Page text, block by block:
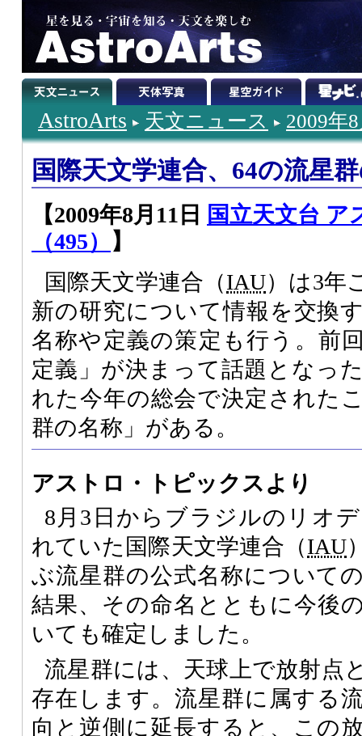
AstroArts 天文ニュース 2009年
国際天文学連合、64の流星
【2009年8月11日
国立天文台 ア
（495）
】
国際天文学連合（IAU）は3年
新の研究について情報を交換
名称や定義の策定も行う。前
定義」が決まって話題となっ
れた今年の総会で決定された
群の名称」がある。
アストロ・トピックスより
8月3日からブラジルのリオ
れていた国際天文学連合（IAU
ぶ流星群の公式名称について
結果、その命名とともに今後
いても確定しました。
流星群には、天球上で放射点
存在します。流星群に属する
向と逆側に延長すると、この